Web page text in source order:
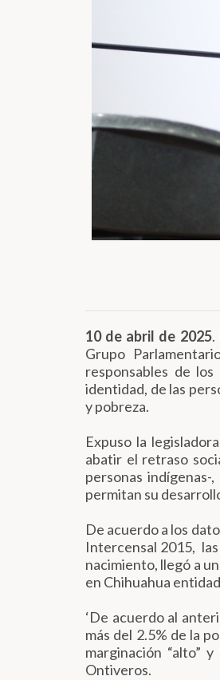
10 de abril de 2025.
Grupo
responsables de
identidad, de las
y pobreza.
Expuso la
abatir el retraso
personas
permitan su
De acuerdo a los
Intercensal 2015,
nacimiento, llegó a
en Chihuahua
‘De acuerdo al
más del 2.5% de la
marginación “alto”
Ontiveros.